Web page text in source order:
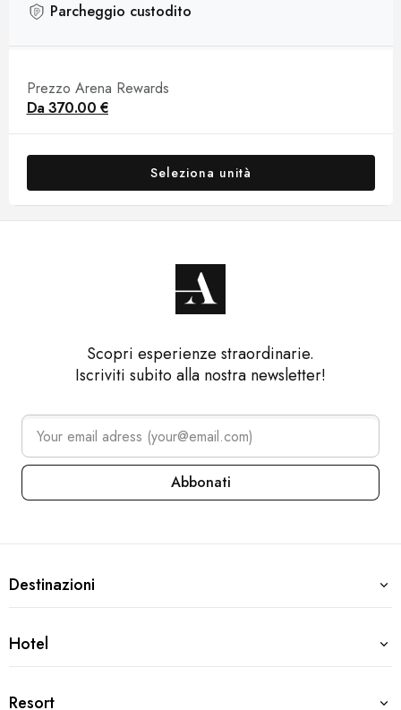
Parcheggio custodito
Prezzo Arena Rewards
Da370.00 €
Seleziona unità
Scopri esperienze straordinarie.
Iscriviti subito alla nostra newsletter!
Abbonati
Arena Collection – Footer
Destinazioni
Destinazioni
Pola
Medulin
Premantura
Hotel
Hotel
Grand Hotel Brioni Pula, A Radisson Collection Hotel
Resort
Resort